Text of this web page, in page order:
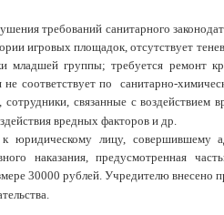
требований санитарного
игровых площадок, отсутствует
младшей группы; требуется ремонт
соответствует по санитарно-
связанные с воздействием
вредных факторов и др.
лицу, совершившему
наказания, предусмотренная
30000 рублей. Учредителю внесено